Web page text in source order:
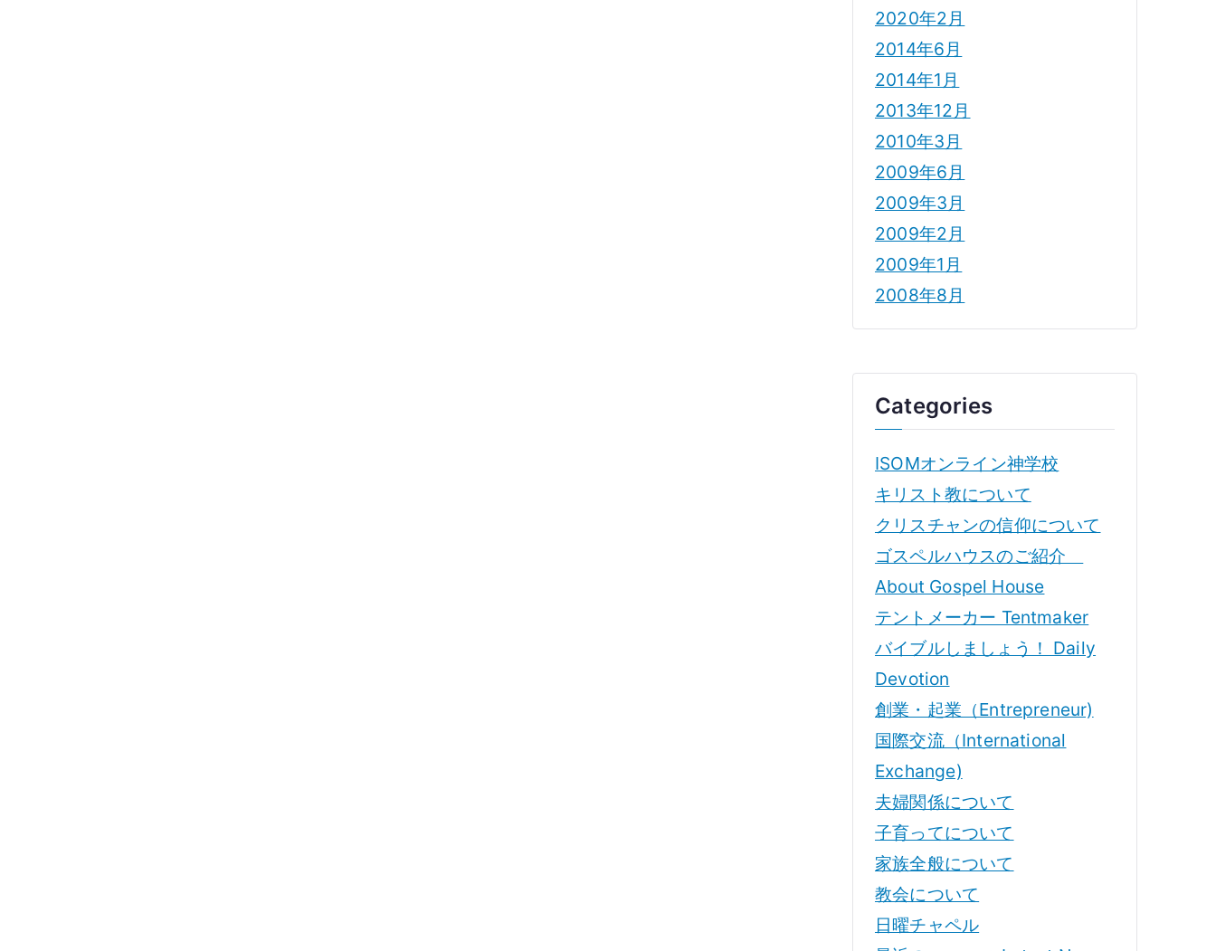
2020年2月
2014年6月
2014年1月
2013年12月
2010年3月
2009年6月
2009年3月
2009年2月
2009年1月
2008年8月
Categories
ISOMオンライン神学校
キリスト教について
クリスチャンの信仰について
ゴスペルハウスのご紹介
About Gospel House
テントメーカー Tentmaker
バイブルしましょう！ Daily
Devotion
創業・起業（Entrepreneur)
国際交流（International
Exchange)
夫婦関係について
子育ってについて
家族全般について
教会について
日曜チャペル